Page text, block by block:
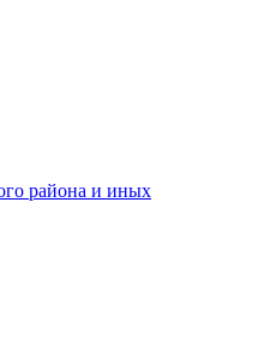
района и иных